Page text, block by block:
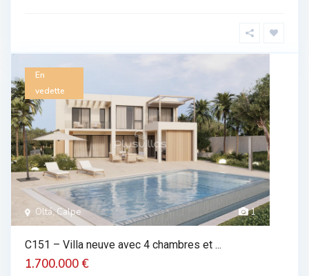
1
Oltá, Calpe
En
vedette
C151 – Villa neuve avec 4 chambres et ...
1.700.000 €